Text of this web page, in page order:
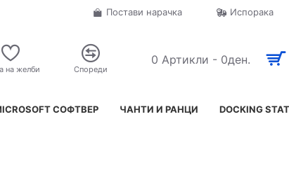
Постави нарачка Испорака
на желби Спореди
0 Артикли - 0ден.
СОФТВЕР ЧАНТИ И РАНЦИ DOCKING